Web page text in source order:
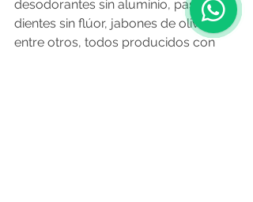
desodorantes sin aluminio, pasta de
dientes sin flúor, jabones de oliva,
entre otros, todos producidos con